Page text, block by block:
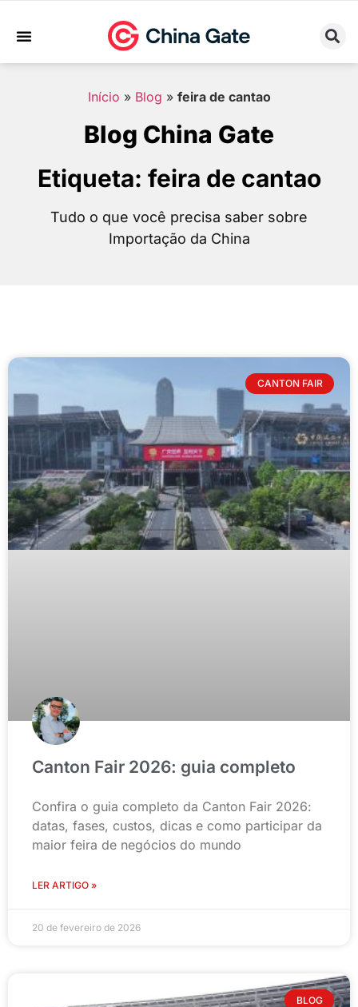
Início » Blog » feira de cantao
Blog China Gate
Etiqueta: feira de cantao
Tudo o que você precisa saber sobre
Importação da China
CANTON FAIR
Canton Fair 2026: guia completo
Confira o guia completo da Canton Fair 2026:
datas, fases, custos, dicas e como participar da
maior feira de negócios do mundo
LER ARTIGO »
20 de fevereiro de 2026
BLOG